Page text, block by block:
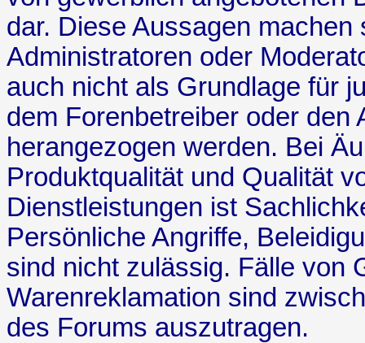
dar. Diese Aussagen machen
Administratoren oder
auch nicht als Grundlage für
dem Forenbetreiber oder den
herangezogen werden. Bei
Produktqualität und Qualität
Dienstleistungen ist
Persönliche Angriffe,
sind nicht zulässig. Fälle von
Warenreklamation sind
des Forums auszutragen.